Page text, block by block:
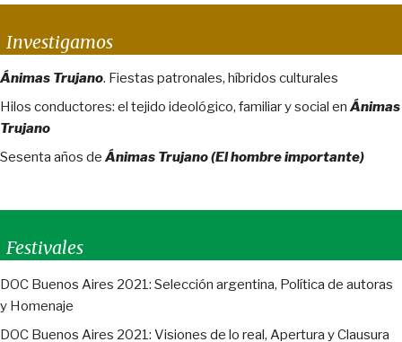
Investigamos
Ánimas Trujano. Fiestas patronales, híbridos culturales
Hilos conductores: el tejido ideológico, familiar y social en Ánimas
Trujano
Sesenta años de Ánimas Trujano (El hombre importante)
Festivales
DOC Buenos Aires 2021: Selección argentina, Política de autoras
y Homenaje
DOC Buenos Aires 2021: Visiones de lo real, Apertura y Clausura